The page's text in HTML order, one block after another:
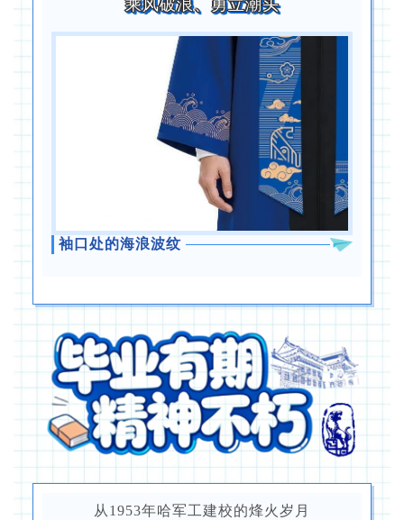
乘风破浪、勇立潮头
袖口处的海浪波纹
从1953年哈军工建校的烽火岁月